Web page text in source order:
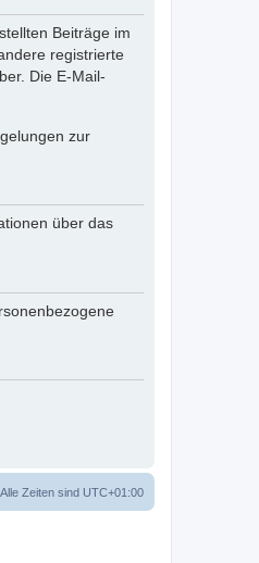
Beiträge im
registrierte
Die E-Mail-
zur
über das
Alle Zeiten sind UTC+01:00